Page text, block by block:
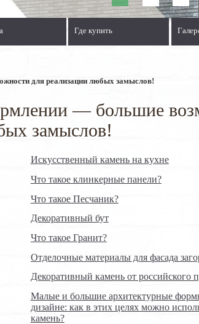
Где купить
для реализации любых замыслов!
— большие
замыслов!
Искусственный камень на кухне
Что такое клинкерные панели?
Что такое Песчаник?
Декоративный бут
Что такое Гранит?
Отделочные материалы для фасада
Декоративный камень от российского
Малые и большие архитектурные
дизайне: как в этих целях можно
камень?